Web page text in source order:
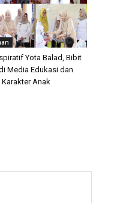
Yota Balad, Bibit
Media Edukasi dan
Anak